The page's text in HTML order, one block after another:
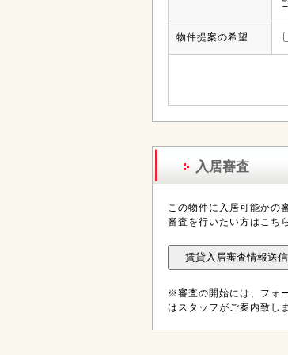
物件提案の希望
入居審査
この物件に入居可能かの
審査を行いたい方はこち
※審査の開始には、フォ
はスタッフがご案内致し